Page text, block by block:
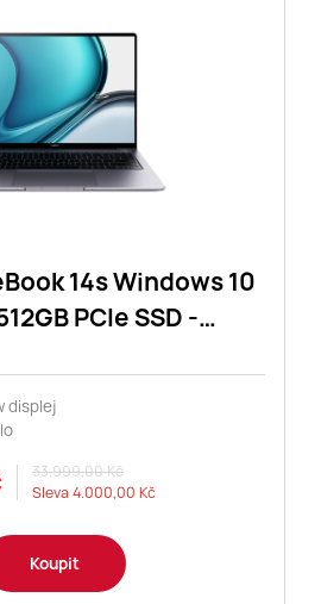
14s Windows 10
PCIe SSD -
displej
33.999,00 Kč
Sleva4.000,00 Kč
Koupit